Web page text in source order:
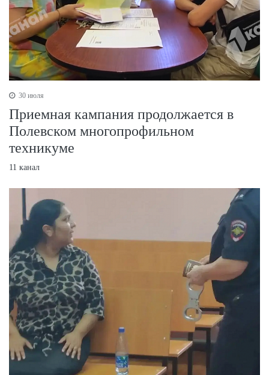
30 июля
Приемная кампания продолжается в
Полевском многопрофильном
техникуме
11 канал